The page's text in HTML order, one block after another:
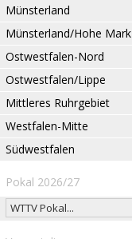
Münsterland
Münsterland/Hohe Mark
Ostwestfalen-Nord
Ostwestfalen/Lippe
Mittleres Ruhrgebiet
Westfalen-Mitte
Südwestfalen
Pokal 2026/27